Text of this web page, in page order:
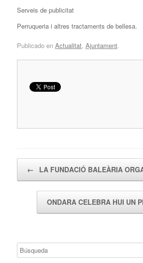
Serveis de publicitat
Perruqueria i altres tractaments de bellesa.
Publicado en Actualitat, Ajuntament.
← LA FUNDACIÓ BALEÀRIA
ONDARA CELEBRA HUI UN